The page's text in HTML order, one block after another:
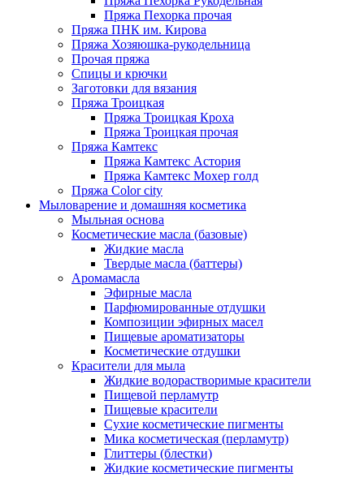
Пряжа Пехорка прочая
Пряжа ПНК им. Кирова
Пряжа Хозяюшка-рукодельница
Прочая пряжа
Спицы и крючки
Заготовки для вязания
Пряжа Троицкая
Пряжа Троицкая Кроха
Пряжа Троицкая прочая
Пряжа Камтекс
Пряжа Камтекс Астория
Пряжа Камтекс Мохер голд
Пряжа Color city
Мыловарение и домашняя косметика
Мыльная основа
Косметические масла (базовые)
Жидкие масла
Твердые масла (баттеры)
Аромамасла
Эфирные масла
Парфюмированные отдушки
Композиции эфирных масел
Пищевые ароматизаторы
Косметические отдушки
Красители для мыла
Жидкие водорастворимые красители
Пищевой перламутр
Пищевые красители
Сухие косметические пигменты
Мика косметическая (перламутр)
Глиттеры (блестки)
Жидкие косметические пигменты